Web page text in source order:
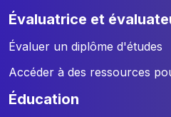
évaluatrice et
Évaluer un diplôme d'études
Accéder à des ressources
éducation